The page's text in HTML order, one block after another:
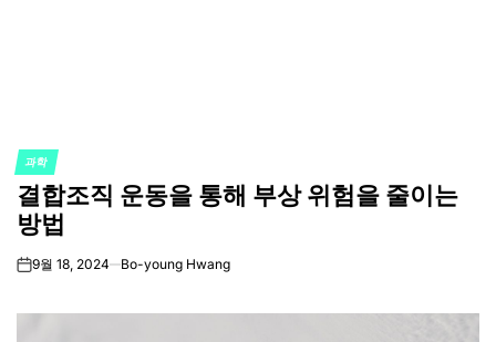
POSTED
IN
과학
결합조직 운동을 통해 부상 위험을 줄이는
방법
on9월 18, 2024 Bo-young Hwang